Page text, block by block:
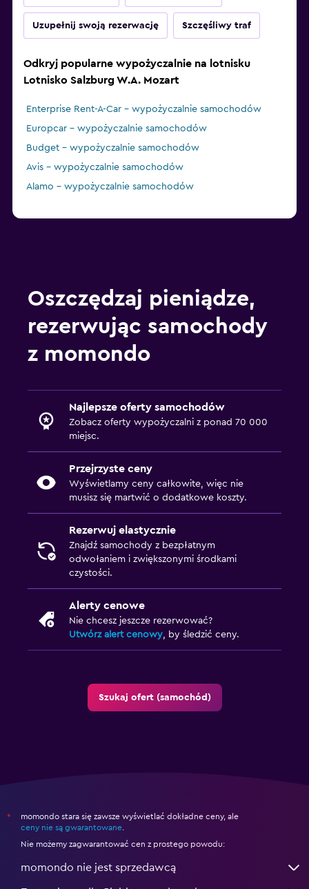
Uzupełnij swoją rezerwację Szczęśliwy traf
Odkryj popularne wypożyczalnie na lotnisku
Lotnisko Salzburg W.A. Mozart
Enterprise Rent-A-Car – wypożyczalnie samochodów
Europcar – wypożyczalnie samochodów
Budget – wypożyczalnie samochodów
Avis – wypożyczalnie samochodów
Alamo – wypożyczalnie samochodów
Oszczędzaj pieniądze,
rezerwując samochody
z momondo
Najlepsze oferty samochodów
Zobacz oferty wypożyczalni z ponad 70 000
miejsc.
Przejrzyste ceny
Wyświetlamy ceny całkowite, więc nie
musisz się martwić o dodatkowe koszty.
Rezerwuj elastycznie
Znajdź samochody z bezpłatnym
odwołaniem i zwiększonymi środkami
czystości.
Alerty cenowe
Nie chcesz jeszcze rezerwować?
Utwórz alert cenowy, by śledzić ceny.
Szukaj ofert (samochód)
*
momondo stara się zawsze wyświetlać dokładne ceny, ale
ceny nie są gwarantowane.
Nie możemy zagwarantować cen z prostego powodu:
momondo nie jest sprzedawcą